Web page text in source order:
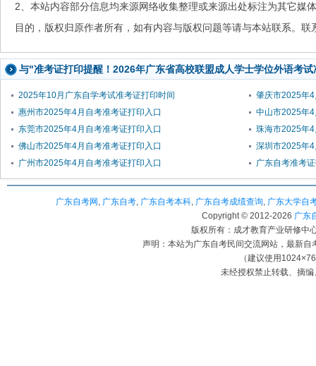
2、本站内容部分信息均来源网络收集整理或来源出处标注为其它媒
目的，版权归原作者所有，如有内容与版权问题等请与本站联系。
与"准考证打印提醒！2026年广东省高校联盟成人学士学位外语考
2025年10月广东自学考试准考证打印时间
肇庆市2025年
惠州市2025年4月自考准考证打印入口
中山市2025年
东莞市2025年4月自考准考证打印入口
珠海市2025年
佛山市2025年4月自考准考证打印入口
深圳市2025年
广州市2025年4月自考准考证打印入口
广东自考准考
广东自考网 , 广东自考, 广东自考本科, 广东自考成绩查询, 广东大学自
Copyright © 2012-2026 广东
版权所有：成才教育产业研修中
声明：本站为广东自考民间交流网站，最新
（建议使用
未经授权禁止转载、摘